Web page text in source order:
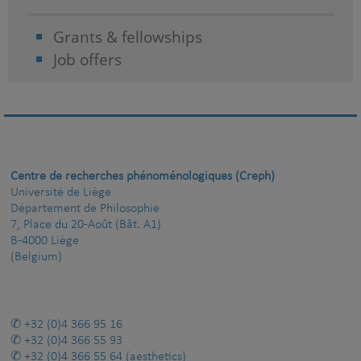
Grants & fellowships
Job offers
Centre de recherches phénoménologiques (Creph)
Université de Liège
Département de Philosophie
7, Place du 20-Août (Bât. A1)
B-4000 Liège
(Belgium)
+32 (0)4 366 95 16
+32 (0)4 366 55 93
+32 (0)4 366 55 64 (aesthetics)